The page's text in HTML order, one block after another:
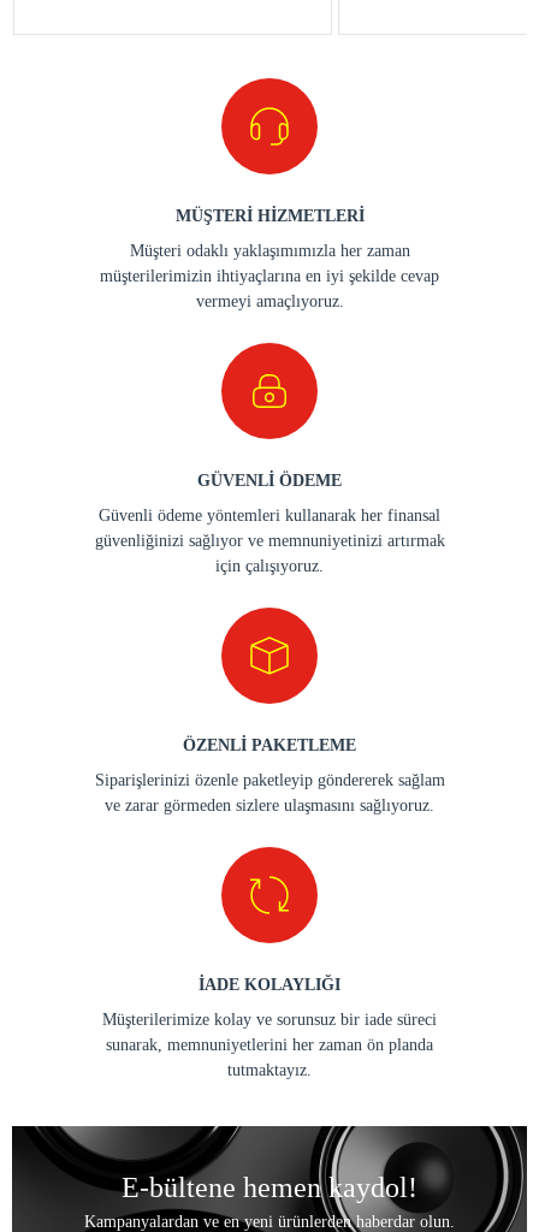
MÜŞTERİ HİZMETLERİ
Müşteri odaklı yaklaşımımızla her zaman
müşterilerimizin ihtiyaçlarına en iyi şekilde cevap
vermeyi amaçlıyoruz.
GÜVENLİ ÖDEME
Güvenli ödeme yöntemleri kullanarak her finansal
güvenliğinizi sağlıyor ve memnuniyetinizi artırmak
için çalışıyoruz.
ÖZENLİ PAKETLEME
Siparişlerinizi özenle paketleyip göndererek sağlam
ve zarar görmeden sizlere ulaşmasını sağlıyoruz.
İADE KOLAYLIĞI
Müşterilerimize kolay ve sorunsuz bir iade süreci
sunarak, memnuniyetlerini her zaman ön planda
tutmaktayız.
E-bültene hemen kaydol!
Kampanyalardan ve en yeni ürünlerden haberdar olun.